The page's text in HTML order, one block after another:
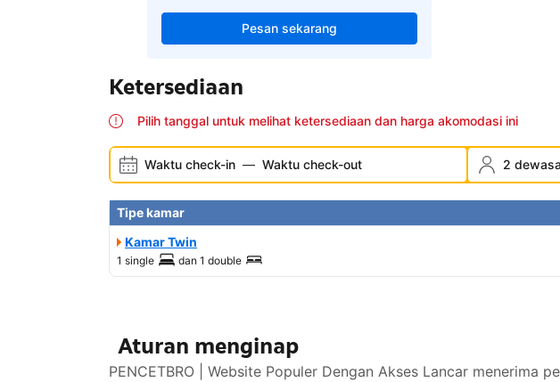
Pesan sekarang
Ketersediaan
Pilih tanggal untuk melihat ketersediaan dan harga akomodasi ini
Waktu check-in — Waktu check-out 2
Tipe kamar
Kamar Twin
1 single dan 1 double
Aturan menginap
PENCETBRO | Website Populer Dengan Akses Lancar menerima